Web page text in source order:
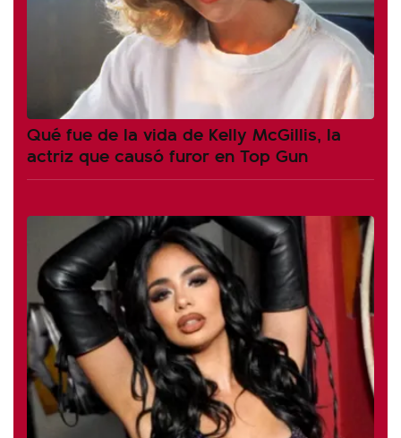
Qué fue de la vida de Kelly McGillis, la
actriz que causó furor en Top Gun